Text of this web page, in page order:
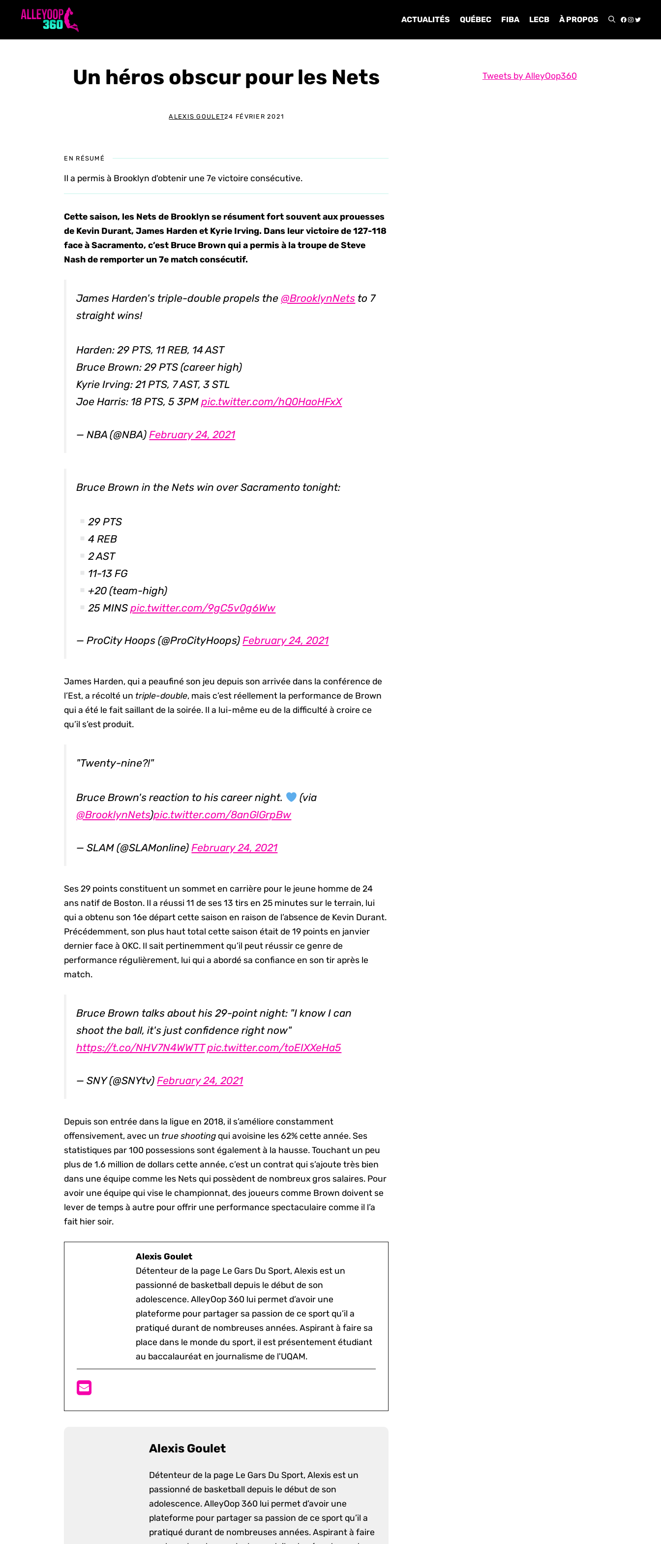
ACTUALITÉS QUÉBEC FIBA LECB À PROPOS
Un héros obscur pour les Nets
ALEXIS GOULET24 FÉVRIER 2021
EN RÉSUMÉ
Il a permis à Brooklyn d'obtenir une 7e victoire consécutive.
Cette saison, les Nets de Brooklyn se résument fort souvent aux prouesses
de Kevin Durant, James Harden et Kyrie Irving. Dans leur victoire de 127-118
face à Sacramento, c’est Bruce Brown qui a permis à la troupe de Steve
Nash de remporter un 7e match consécutif.
James Harden's triple-double propels the @BrooklynNets to 7
straight wins!
Harden: 29 PTS, 11 REB, 14 AST
Bruce Brown: 29 PTS (career high)
Kyrie Irving: 21 PTS, 7 AST, 3 STL
Joe Harris: 18 PTS, 5 3PMpic.twitter.com/hQ0HaoHFxX
— NBA (@NBA)February 24, 2021
Bruce Brown in the Nets win over Sacramento tonight:
29 PTS
4 REB
2 AST
11-13 FG
+20 (team-high)
25 MINSpic.twitter.com/9gC5v0g6Ww
— ProCity Hoops (@ProCityHoops)February 24, 2021
James Harden, qui a peaufiné son jeu depuis son arrivée dans la conférence de
l’Est, a récolté un triple-double, mais c’est réellement la performance de Brown
qui a été le fait saillant de la soirée. Il a lui-même eu de la difficulté à croire ce
qu’il s’est produit.
"Twenty-nine?!"
Bruce Brown's reaction to his career night.
(via
@BrooklynNets)pic.twitter.com/8anGlGrpBw
— SLAM (@SLAMonline)February 24, 2021
Ses 29 points constituent un sommet en carrière pour le jeune homme de 24
ans natif de Boston. Il a réussi 11 de ses 13 tirs en 25 minutes sur le terrain, lui
qui a obtenu son 16e départ cette saison en raison de l’absence de Kevin Durant.
Précédemment, son plus haut total cette saison était de 19 points en janvier
dernier face à OKC. Il sait pertinemment qu’il peut réussir ce genre de
performance régulièrement, lui qui a abordé sa confiance en son tir après le
match.
Bruce Brown talks about his 29-point night: "I know I can
shoot the ball, it's just confidence right now"
https://t.co/NHV7N4WWTT pic.twitter.com/toEIXXeHa5
— SNY (@SNYtv)February 24, 2021
Depuis son entrée dans la ligue en 2018, il s’améliore constamment
offensivement, avec un true shootingqui avoisine les 62% cette année. Ses
statistiques par 100 possessions sont également à la hausse. Touchant un peu
plus de 1.6 million de dollars cette année, c’est un contrat qui s’ajoute très bien
dans une équipe comme les Nets qui possèdent de nombreux gros salaires. Pour
avoir une équipe qui vise le championnat, des joueurs comme Brown doivent se
lever de temps à autre pour offrir une performance spectaculaire comme il l’a
fait hier soir.
Alexis Goulet
Détenteur de la page Le Gars Du Sport, Alexis est un
passionné de basketball depuis le début de son
adolescence. AlleyOop 360 lui permet d’avoir une
plateforme pour partager sa passion de ce sport qu’il a
pratiqué durant de nombreuses années. Aspirant à faire sa
place dans le monde du sport, il est présentement étudiant
au baccalauréat en journalisme de l'UQAM.
Alexis Goulet
Détenteur de la page Le Gars Du Sport, Alexis est un
passionné de basketball depuis le début de son
adolescence. AlleyOop 360 lui permet d’avoir une
plateforme pour partager sa passion de ce sport qu’il a
pratiqué durant de nombreuses années. Aspirant à faire
Tweets by AlleyOop360